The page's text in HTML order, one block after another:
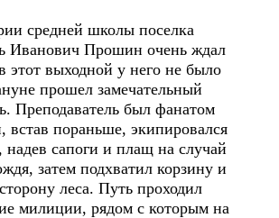
средней школы поселка
Иванович Прошин очень ждал
этот выходной у него не было
прошел замечательный
Преподаватель был фанатом
встав пораньше, экипировался
надев сапоги и плащ на случай
затем подхватил корзину и
леса. Путь проходил
милиции, рядом с которым на